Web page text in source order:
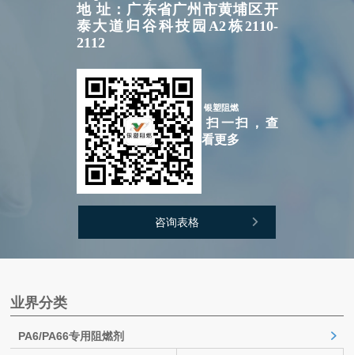
地 址：广东省广州市黄埔区开
泰大道归谷科技园A2栋2110-
2112
银塑阻燃
扫一扫，查
看更多
咨询表格
业界分类
PA6/PA66专用阻燃剂